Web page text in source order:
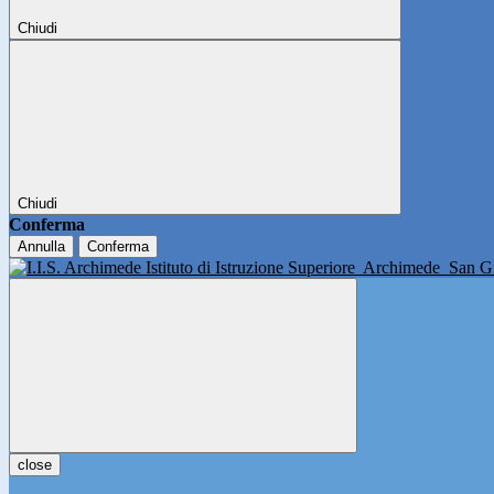
Chiudi
Chiudi
Conferma
Annulla Conferma
Istituto di Istruzione Superiore Archimede San
close